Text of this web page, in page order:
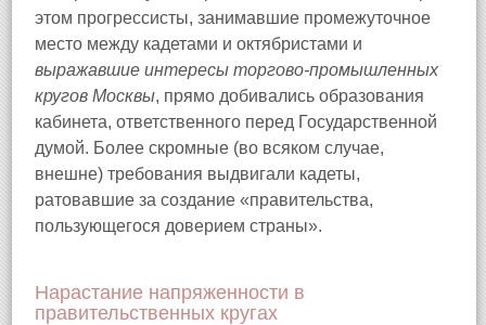
этом прогрессисты, занимавшие промежуточное
место между кадетами и октябристами и
выражавшие интересы торгово-промышленных
кругов Москвы, прямо добивались образования
кабинета, ответственного перед Государственной
думой. Более скромные (во всяком случае,
внешне) требования выдвигали кадеты,
ратовавшие за создание «правительства,
пользующегося доверием страны».
Нарастание напряженности в
правительственных кругах